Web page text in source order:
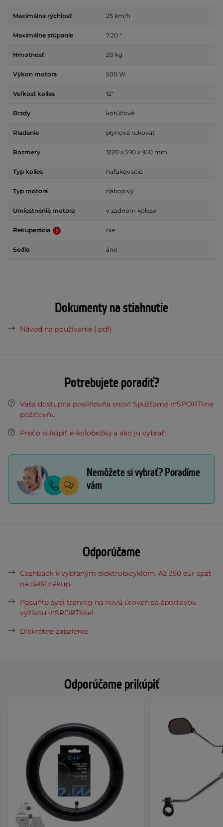
Odporúčame prikúpiť
Maximálna rýchlosť 25 km/h
Maximálne stúpanie 7.20 °
Hmotnosť 20 kg
Výkon motora 500 W
Veľkosť kolies 12"
Brzdy kotúčové
Riadenie plynová rukoväť
Rozmery 1220 x 590 x 950 mm
Typ kolies nafukovacie
Typ motora nábojový
Umiestnenie motora v zadnom kolese
Rekuperácia nie
Sedlo áno
Dokumenty na stiahnutie
Návod na používanie (.pdf)
Potrebujete poradiť?
Vaša dostupná posilňovňa snov! Spúšťame inSPORTline
požičovňu
Prečo si kúpiť e-kolobežku a ako ju vybrať!
Nemôžete si vybrať? Poradíme
vám
Odporúčame
Cashback k vybraným elektrobicyklom. Až 350 eur späť
na ďalší nákup.
Posuňte svoj tréning na novú úroveň so športovou
výživou inSPORTline!
Diskrétne zabalenie